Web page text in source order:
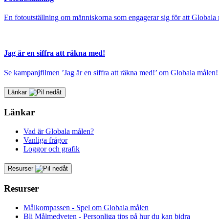
En fotoutställning om människorna som engagerar sig för att
Jag är en siffra att räkna med!
Se kampanjfilmen ’Jag är en siffra att räkna med!’ om Globala målen!
Länkar
Länkar
Vad är Globala målen?
Vanliga frågor
Loggor och grafik
Resurser
Resurser
Målkompassen - Spel om Globala målen
Bli Målmedveten - Personliga tips på hur du kan bidra